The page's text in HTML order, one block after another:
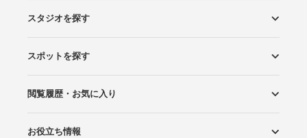
スタジオを探す
エリアから探す
こだわりから探す
NEW PHOTO STYLE
プランから探す
フォトタイプ診断
フォトグラファーから探す
国内リゾートから探す
スポットを探す
ロケーションから探す
スタジオから探す
閲覧履歴・お気に入り
閲覧スタジオ
お気に入り
お役立ち情報